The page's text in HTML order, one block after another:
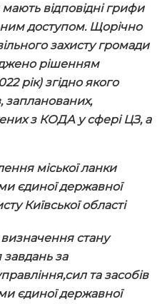
відповідні грифи
доступом. Щорічно
захисту громади
рішенням
рік) згідно якого
запланованих,
з КОДА у сфері ЦЗ, а
міської ланки
єдиної державної
Київської області
визначення стану
завдань за
та засобів
єдиної державної